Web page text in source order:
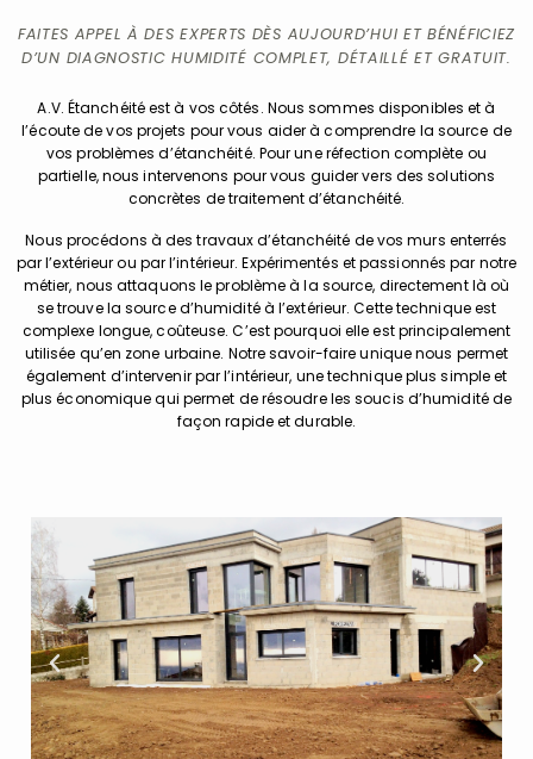
FAITES APPEL À DES EXPERTS DÈS AUJOURD’HUI ET BÉNÉFICIEZ
D’UN DIAGNOSTIC HUMIDITÉ COMPLET, DÉTAILLÉ ET GRATUIT.
A.V. Étanchéité est à vos côtés. Nous sommes disponibles et à
l’écoute de vos projets pour vous aider à comprendre la source de
vos problèmes d’étanchéité. Pour une réfection complète ou
partielle, nous intervenons pour vous guider vers des solutions
concrètes de traitement d’étanchéité.
Nous procédons à des travaux d’étanchéité de vos murs enterrés
par l’extérieur ou par l’intérieur. Expérimentés et passionnés par notre
métier, nous attaquons le problème à la source, directement là où
se trouve la source d’humidité à l’extérieur. Cette technique est
complexe longue, coûteuse. C’est pourquoi elle est principalement
utilisée qu’en zone urbaine. Notre savoir-faire unique nous permet
également d’intervenir par l’intérieur, une technique plus simple et
plus économique qui permet de résoudre les soucis d’humidité de
façon rapide et durable.